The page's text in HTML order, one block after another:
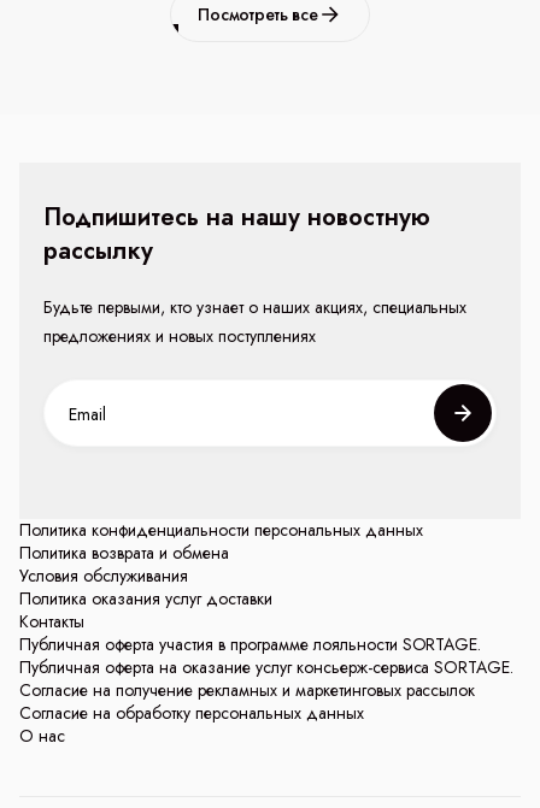
Посмотреть все
Политика конфиденциальности персональных данных
Политика возврата и обмена
Условия обслуживания
Политика оказания услуг доставки
Контакты
Публичная оферта участия в программе лояльности SORTAGE.
Публичная оферта на оказание услуг консьерж-сервиса SORTAGE.
Согласие на получение рекламных и маркетинговых рассылок
Согласие на обработку персональных данных
О нас
Подпишитесь на нашу новостную
рассылку
Будьте первыми, кто узнает о наших акциях, специальных
предложениях и новых поступлениях